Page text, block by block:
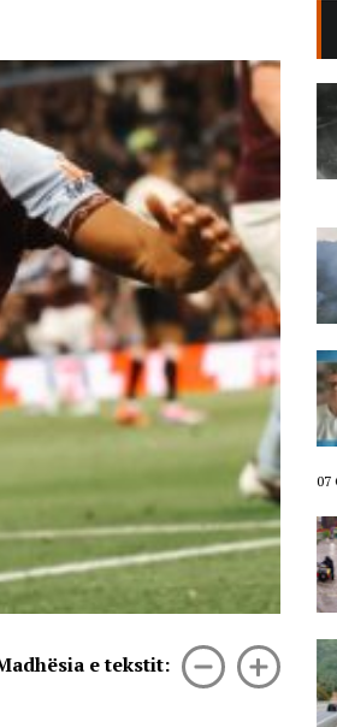
e tekstit:
“Po të kërkoj”/ Kllouni me thikë
terrorizoi lagjen, 15-vjeçari
akuzohet për vrasjen e 78-vjeçarit
në SHBA
07 Gusht, 2026
Shqipëria në flakë nga veriu në jug,
IGJEO: Kujdes në fundjavë, rrezik i
lartë për zjarre në 8 qarqe (VIDEO)
07 Gusht, 2026
“Bashkitë që rrezikojnë shkrirjen u
frymëzuan nga revolta në Tiranë”/
Mentor Kikia: “Territorialja” po
trajtohet si hartë elektorale.
Protesta fenomen unik në histori
Përmbytjet në Indinë verilindore
lënë gati 100 viktima, mijëra
banorë të zhvendosur
07 Gusht, 2026
Korridori VIII bllokon një fshat të
tërë, banorët e Mirakës
paralajmërojnë protestë: Rruga e
07